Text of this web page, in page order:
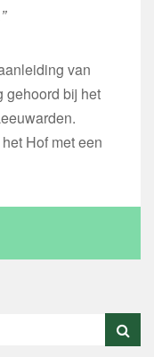
van
gehoord bij het
Hof met een